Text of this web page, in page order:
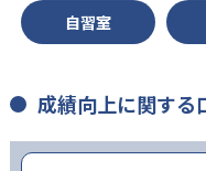
東京理科大学
他、多数合格
自習室
成績向上に関する